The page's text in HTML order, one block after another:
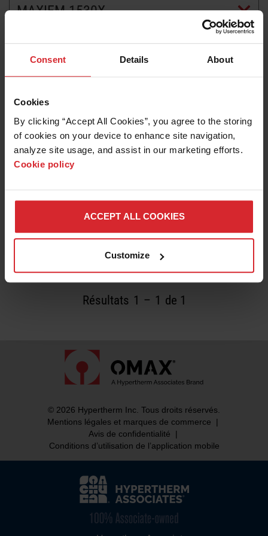
Consent Details About
Cookies
By clicking “Accept All Cookies”, you agree to the storing
of cookies on your device to enhance site navigation,
analyze site usage, and assist in our marketing efforts.
Cookie policy
ACCEPT ALL COOKIES
Customize
MAXIEM 1530X
OCTASER SRL FOURNIT DES SERVICES DE
Résultats 1 – 1 de 1
© 2026 Hypertherm Inc. Tous droits réservés.
Mentions légales et marques de commerce
|
Avis de confidentialité
|
Conditions d’utilisation de l’application mobile